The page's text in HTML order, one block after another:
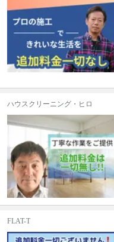
ハウスクリーニング・ヒロ
FLAT-T